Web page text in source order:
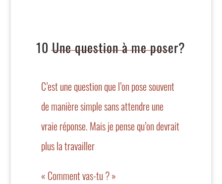
10 Une question à me poser?
C’est une question que l’on pose souvent
de manière simple sans attendre une
vraie réponse. Mais je pense qu’on devrait
plus la travailler
« Comment vas-tu ? »